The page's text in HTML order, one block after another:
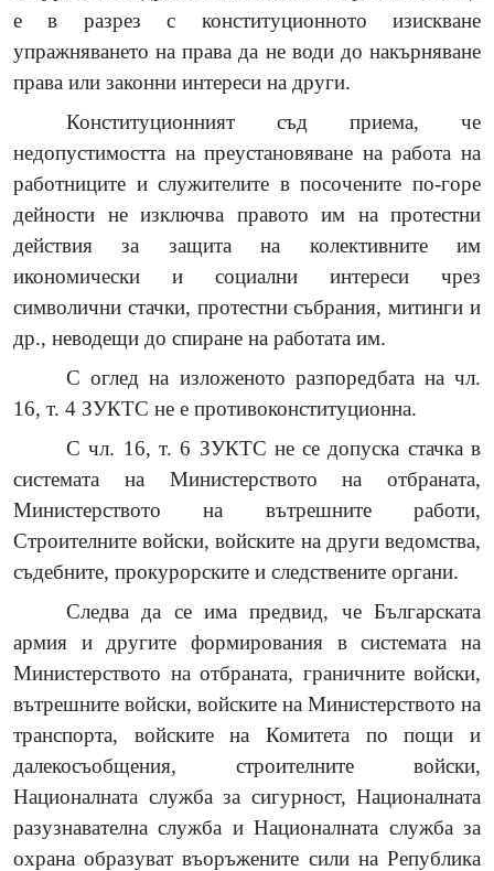
е в разрез с конституционното изискване
упражняването на права да не води до накърняване
права или законни интереси на други.
Конституционният съд приема, че
недопустимостта на преустановяване на работа на
работниците и служителите в посочените по-горе
дейности не изключва правото им на протестни
действия за защита на колективните им
икономически и социални интереси чрез
символични стачки, протестни събрания, митинги и
др., неводещи до спиране на работата им.
С оглед на изложеното разпоредбата на чл.
16, т. 4 ЗУКТС не е противоконституционна.
С чл. 16, т. 6 ЗУКТС не се допуска стачка в
системата на Министерството на отбраната,
Министерството на вътрешните работи,
Строителните войски, войските на други ведомства,
съдебните, прокурорските и следствените органи.
Следва да се има предвид, че Българската
армия и другите формирования в системата на
Министерството на отбраната, граничните войски,
вътрешните войски, войските на Министерството на
транспорта, войските на Комитета по пощи и
далекосъобщения, строителните войски,
Националната служба за сигурност, Националната
разузнавателна служба и Националната служба за
охрана образуват въоръжените сили на Република